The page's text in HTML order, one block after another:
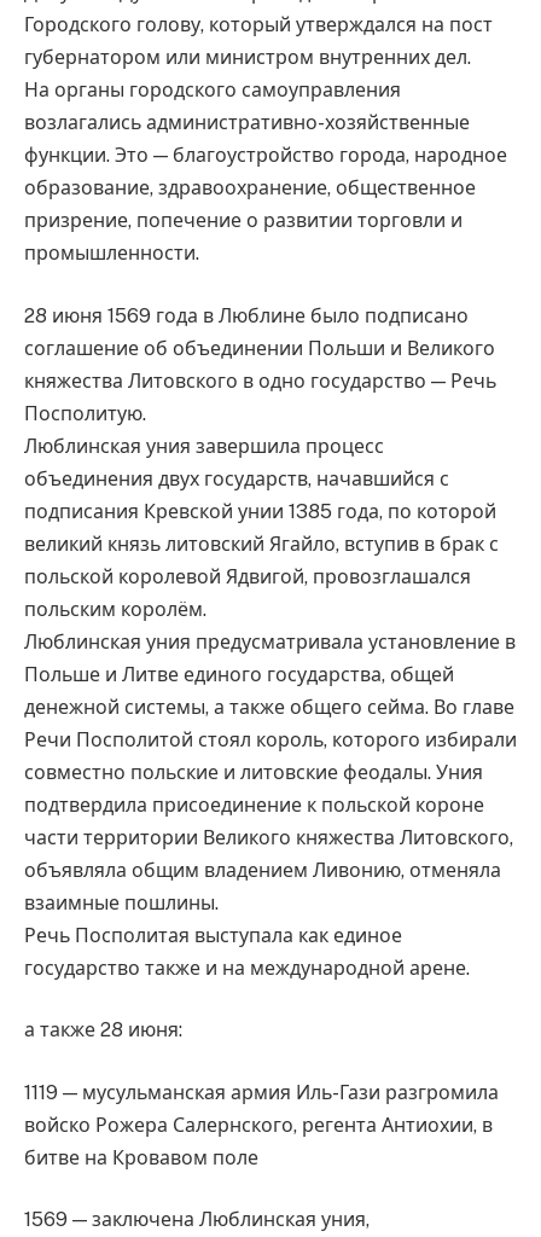
Городского голову, который утверждался на пост
губернатором или министром внутренних дел.
На органы городского самоуправления
возлагались административно-хозяйственные
функции. Это — благоустройство города, народное
образование, здравоохранение, общественное
призрение, попечение о развитии торговли и
промышленности.
28 июня 1569 года в Люблине было подписано
соглашение об объединении Польши и Великого
княжества Литовского в одно государство — Речь
Посполитую.
Люблинская уния завершила процесс
объединения двух государств, начавшийся с
подписания Кревской унии 1385 года, по которой
великий князь литовский Ягайло, вступив в брак с
польской королевой Ядвигой, провозглашался
польским королём.
Люблинская уния предусматривала установление в
Польше и Литве единого государства, общей
денежной системы, а также общего сейма. Во главе
Речи Посполитой стоял король, которого избирали
совместно польские и литовские феодалы. Уния
подтвердила присоединение к польской короне
части территории Великого княжества Литовского,
объявляла общим владением Ливонию, отменяла
взаимные пошлины.
Речь Посполитая выступала как единое
государство также и на международной арене.
а также 28 июня:
1119 — мусульманская армия Иль-Гази разгромила
войско Рожера Салернского, регента Антиохии, в
битве на Кровавом поле
1569 — заключена Люблинская уния,